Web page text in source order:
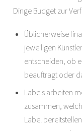
Dinge Budget zur
Üblicherweise
jeweiligen
entscheiden, ob
beauftragt oder
Labels arbeiten
zusammen,
Label